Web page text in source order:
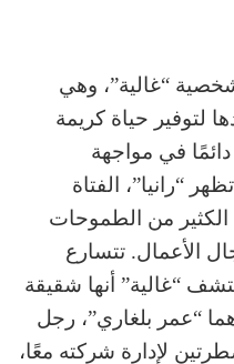
“غالية”، وهي
لتوفير حياة كريمة
دائمًا في مواجهة
“رانيا”، الفتاة
الكثير من الطموحات
الأعمال. تتسارع
“غالية” أنها شقيقة
“عمر بلغاري”، رجل
لإدارة شركته معًا،